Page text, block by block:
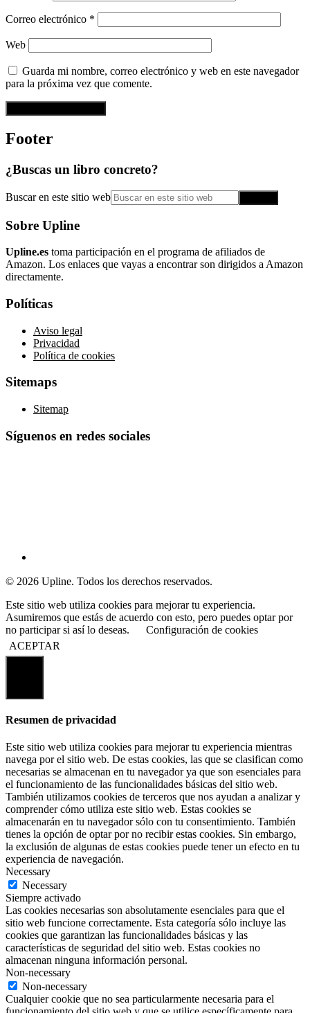
Correo electrónico *
Web
Guarda mi nombre, correo electrónico y web en este navegador
para la próxima vez que comente.
Footer
¿Buscas un libro concreto?
Buscar en este sitio web
Sobre Upline
Upline.es toma participación en el programa de afiliados de
Amazon. Los enlaces que vayas a encontrar son dirigidos a Amazon
directamente.
Políticas
Aviso legal
Privacidad
Política de cookies
Sitemaps
Sitemap
Síguenos en redes sociales
© 2026 Upline. Todos los derechos reservados.
Este sitio web utiliza cookies para mejorar tu experiencia.
Asumiremos que estás de acuerdo con esto, pero puedes optar por
no participar si así lo deseas.
Configuración de cookies
ACEPTAR
Resumen de privacidad
Este sitio web utiliza cookies para mejorar tu experiencia mientras
navega por el sitio web. De estas cookies, las que se clasifican como
necesarias se almacenan en tu navegador ya que son esenciales para
el funcionamiento de las funcionalidades básicas del sitio web.
También utilizamos cookies de terceros que nos ayudan a analizar y
comprender cómo utiliza este sitio web. Estas cookies se
almacenarán en tu navegador sólo con tu consentimiento. También
tienes la opción de optar por no recibir estas cookies. Sin embargo,
la exclusión de algunas de estas cookies puede tener un efecto en tu
experiencia de navegación.
Necessary
Necessary
Siempre activado
Las cookies necesarias son absolutamente esenciales para que el
sitio web funcione correctamente. Esta categoría sólo incluye las
cookies que garantizan las funcionalidades básicas y las
características de seguridad del sitio web. Estas cookies no
almacenan ninguna información personal.
Non-necessary
Non-necessary
Cualquier cookie que no sea particularmente necesaria para el